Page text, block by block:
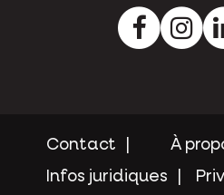
Facebook
Contact
À
Infos juridiques